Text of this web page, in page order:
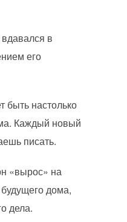
в
его
быть настолько
Каждый новый
писать.
«вырос» на
дома,
дела.